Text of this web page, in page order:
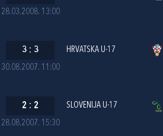
28.03.2008. 13:00
30.08.2007. 11:00
3 : 3 HRVATSKA U-17
28.08.2007. 15:30
2 : 2 SLOVENIJA U-17